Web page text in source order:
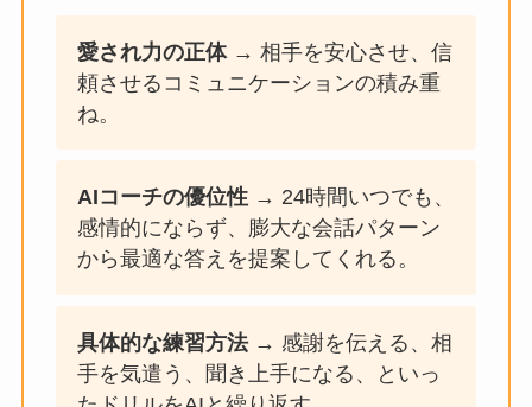
愛され力の正体→ 相手を安心させ、信
頼させるコミュニケーションの積み重
ね。
AIコーチの優位性→ 24時間いつでも、
感情的にならず、膨大な会話パターン
から最適な答えを提案してくれる。
具体的な練習方法→ 感謝を伝える、相
手を気遣う、聞き上手になる、といっ